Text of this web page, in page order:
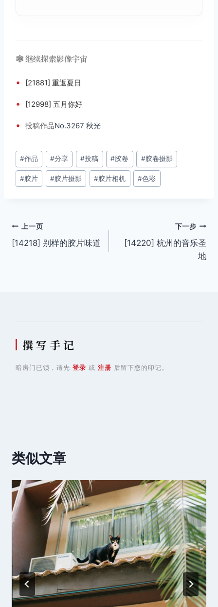
🕸️ 继续探索影像宇宙
• [21881] 重返夏日
• [12998] 五月你好
• 投稿作品No.3267 秋光
文
章
标
#作品 #分享 #投稿 #胶卷 #胶卷摄影
#胶片 #胶片摄影 #胶片相机 #色彩
文
章
上一页
[14218] 别样的胶片味道
下一步
[14220] 杭州的音乐圣
地
撰 写 手 记
暗房门已锁，请先 登录 或 注册 后留下您的印记。
类似文章